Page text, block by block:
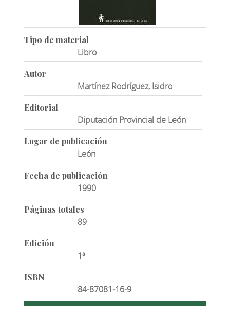
Tipo de material
Libro
Autor
Martínez Rodríguez, Isidro
Editorial
Diputación Provincial de León
Lugar de publicación
León
Fecha de publicación
1990
Páginas totales
89
Edición
1ª
ISBN
84-87081-16-9